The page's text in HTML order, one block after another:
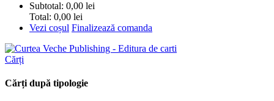
Subtotal: 0,00 lei
Total: 0,00 lei
Vezi coșul Finalizează comanda
Cărți
Cărți după tipologie